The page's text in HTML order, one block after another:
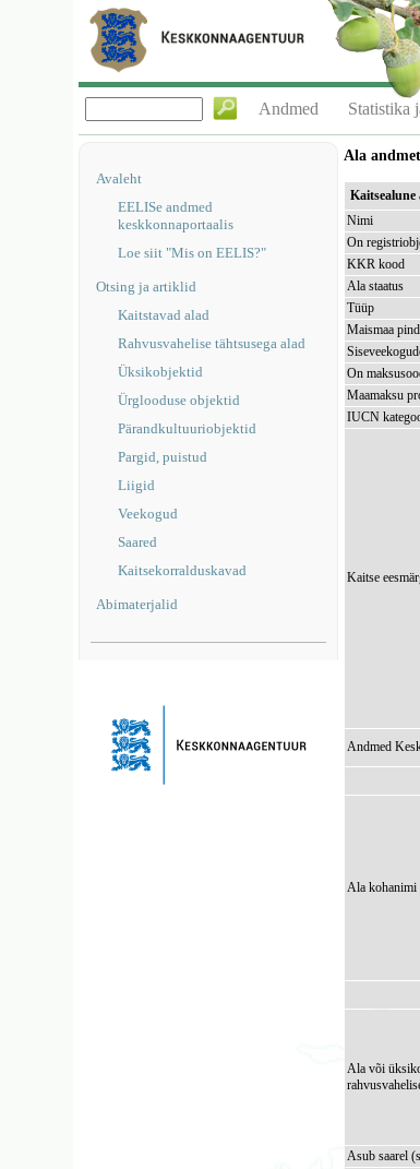
Andmed Statistika
Avaleht
EELISe andmed
keskkonnaportaalis
Loe siit "Mis on EELIS?"
Otsing ja artiklid
Kaitstavad alad
Rahvusvahelise tähtsusega alad
Üksikobjektid
Ürglooduse objektid
Pärandkultuuriobjektid
Pargid, puistud
Liigid
Veekogud
Saared
Kaitsekorralduskavad
Abimaterjalid
Ala
Nimi
On
KKR kood
Ala staatus
Tüüp
Maismaa
On
Maamaksu
IUCN
Kaitse
Andmed
Ala kohanimi
Ala või
Asub saarel